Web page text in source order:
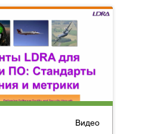
Видео